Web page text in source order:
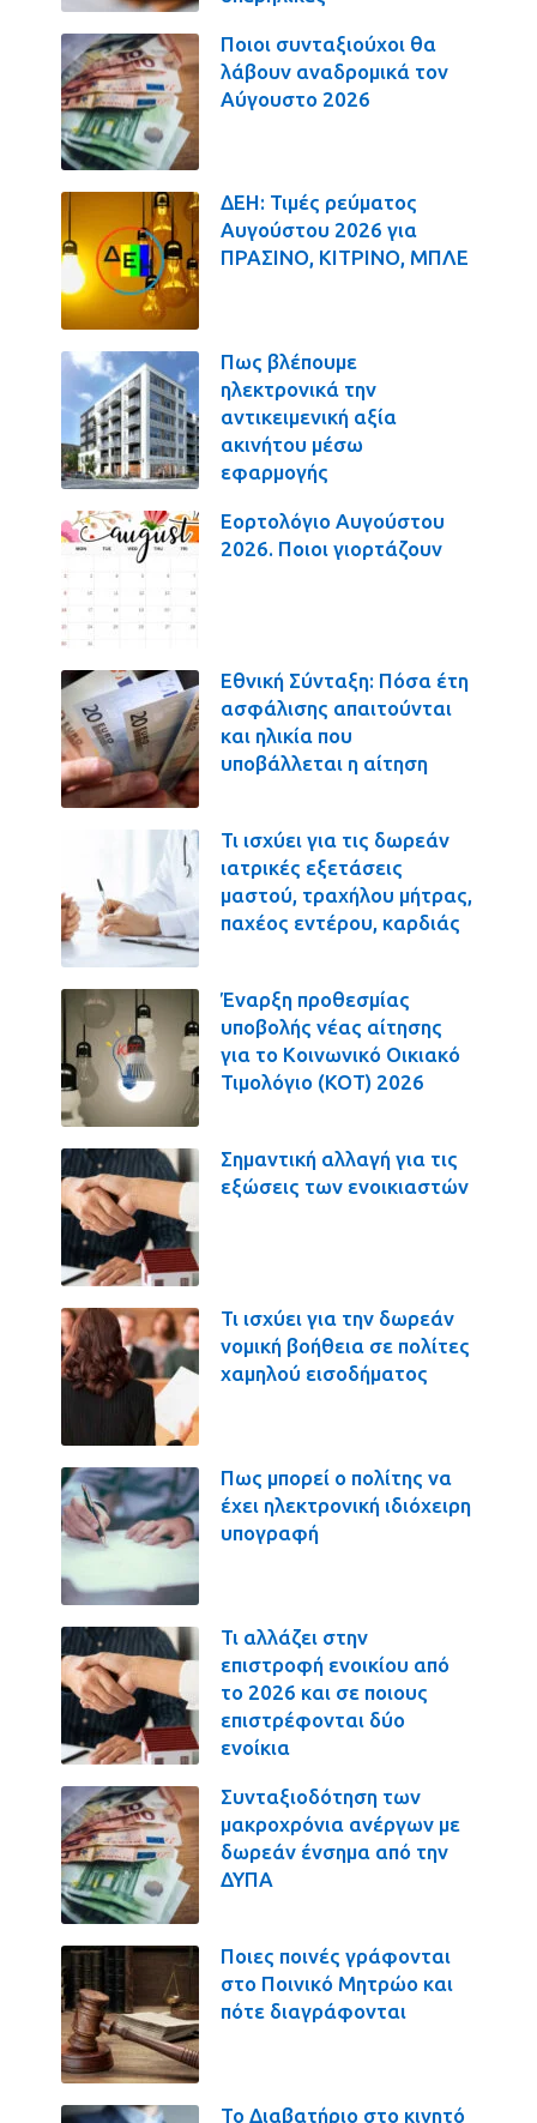
Ποιοι συνταξιούχοι θα
λάβουν αναδρομικά τον
Αύγουστο 2026
ΔΕΗ: Τιμές ρεύματος
Αυγούστου 2026 για
ΠΡΑΣΙΝΟ, ΚΙΤΡΙΝΟ, ΜΠΛΕ
Πως βλέπουμε
ηλεκτρονικά την
αντικειμενική αξία
ακινήτου μέσω
εφαρμογής
Εορτολόγιο Αυγούστου
2026. Ποιοι γιορτάζουν
Εθνική Σύνταξη: Πόσα έτη
ασφάλισης απαιτούνται
και ηλικία που
υποβάλλεται η αίτηση
Τι ισχύει για τις δωρεάν
ιατρικές εξετάσεις
μαστού, τραχήλου μήτρας,
παχέος εντέρου, καρδιάς
Έναρξη προθεσμίας
υποβολής νέας αίτησης
για το Κοινωνικό Οικιακό
Τιμολόγιο (ΚΟΤ) 2026
Σημαντική αλλαγή για τις
εξώσεις των ενοικιαστών
Τι ισχύει για την δωρεάν
νομική βοήθεια σε πολίτες
χαμηλού εισοδήματος
Πως μπορεί ο πολίτης να
έχει ηλεκτρονική ιδιόχειρη
υπογραφή
Τι αλλάζει στην
επιστροφή ενοικίου από
το 2026 και σε ποιους
επιστρέφονται δύο
ενοίκια
Συνταξιοδότηση των
μακροχρόνια ανέργων με
δωρεάν ένσημα από την
ΔΥΠΑ
Ποιες ποινές γράφονται
στο Ποινικό Μητρώο και
πότε διαγράφονται
Το Διαβατήριο στο κινητό